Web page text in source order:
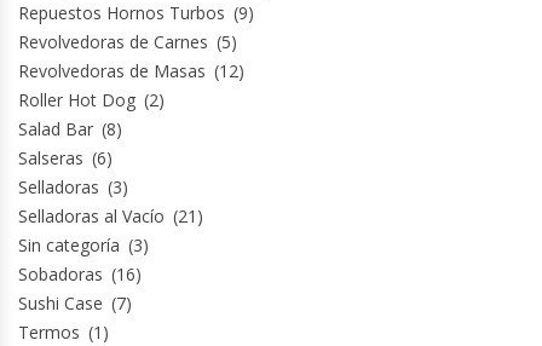
Vitrinas Pasteleras
Vitrinas Refrigeradas
Repuestos Hornos Turbos (9)
Revolvedoras de Carnes (5)
Revolvedoras de Masas (12)
Roller Hot Dog (2)
Salad Bar (8)
Salseras (6)
Selladoras (3)
Selladoras al Vacío (21)
Sin categoría (3)
Sobadoras (16)
Sushi Case (7)
Termos (1)